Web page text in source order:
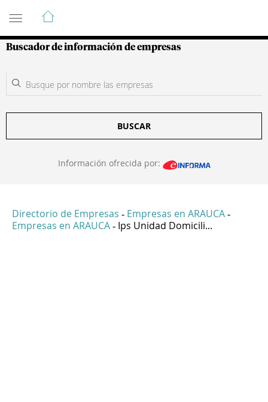
Guía de Empresas Colombianas
Buscador de información de empresas
BUSCAR
Información ofrecida por:
Directorio de Empresas - Empresas en ARAUCA -
Empresas en ARAUCA - Ips Unidad Domicili...